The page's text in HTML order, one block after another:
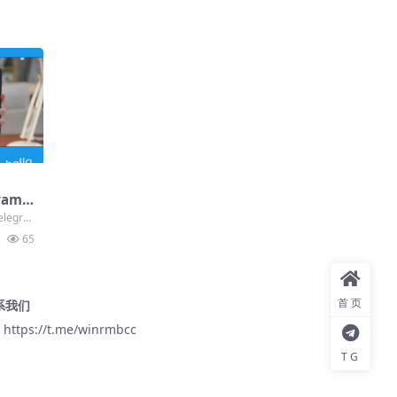
讯
65
我们
https://t.me/winrmbcc
首页
TG